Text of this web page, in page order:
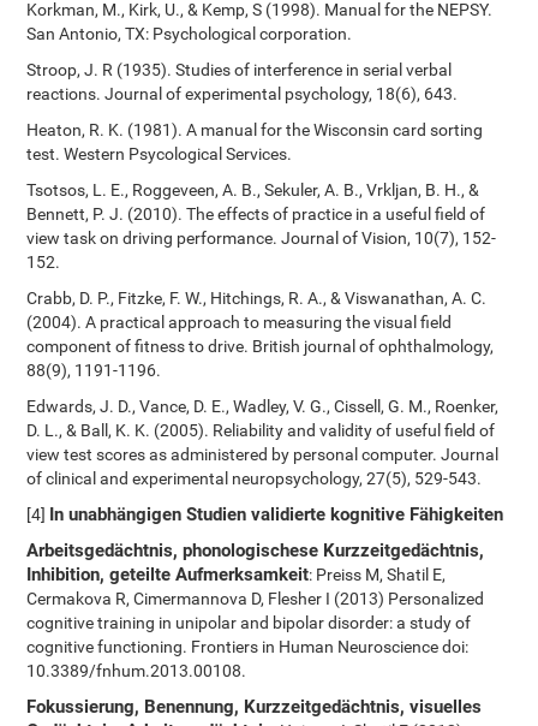
Korkman, M., Kirk, U., & Kemp, S (1998). Manual for the NEPSY.
San Antonio, TX: Psychological corporation.
Stroop, J. R (1935). Studies of interference in serial verbal
reactions. Journal of experimental psychology, 18(6), 643.
Heaton, R. K. (1981). A manual for the Wisconsin card sorting
test. Western Psycological Services.
Tsotsos, L. E., Roggeveen, A. B., Sekuler, A. B., Vrkljan, B. H., &
Bennett, P. J. (2010). The effects of practice in a useful field of
view task on driving performance. Journal of Vision, 10(7), 152-
152.
Crabb, D. P., Fitzke, F. W., Hitchings, R. A., & Viswanathan, A. C.
(2004). A practical approach to measuring the visual field
component of fitness to drive. British journal of ophthalmology,
88(9), 1191-1196.
Edwards, J. D., Vance, D. E., Wadley, V. G., Cissell, G. M., Roenker,
D. L., & Ball, K. K. (2005). Reliability and validity of useful field of
view test scores as administered by personal computer. Journal
of clinical and experimental neuropsychology, 27(5), 529-543.
[4] In unabhängigen Studien validierte kognitive Fähigkeiten
Arbeitsgedächtnis, phonologischese Kurzzeitgedächtnis,
Inhibition, geteilte Aufmerksamkeit: Preiss M, Shatil E,
Cermakova R, Cimermannova D, Flesher I (2013) Personalized
cognitive training in unipolar and bipolar disorder: a study of
cognitive functioning. Frontiers in Human Neuroscience doi:
10.3389/fnhum.2013.00108.
Fokussierung, Benennung, Kurzzeitgedächtnis, visuelles